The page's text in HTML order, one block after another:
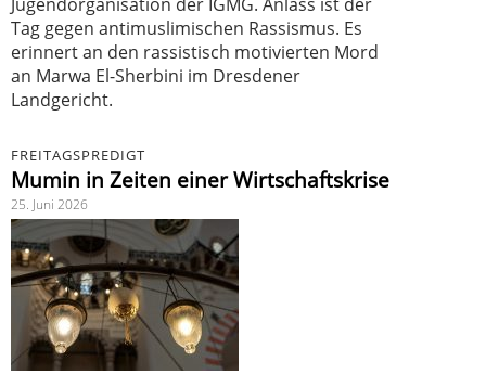
Tag gegen antimuslimischen Rassismus. Es
erinnert an den rassistisch motivierten Mord
an Marwa El-Sherbini im Dresdener
Landgericht.
FREITAGSPREDIGT
Mumin in Zeiten einer Wirtschaftskrise
25. Juni 2026